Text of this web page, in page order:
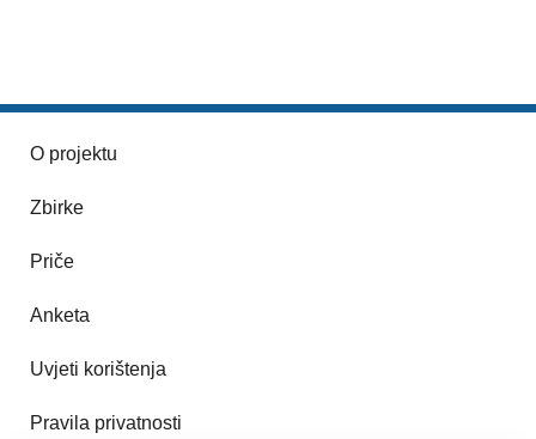
O projektu
Zbirke
Priče
Anketa
Uvjeti korištenja
Pravila privatnosti